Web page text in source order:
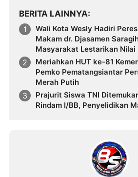
BERITA LAINNYA
Wali Kota Wesly Hadiri
Makam dr. Djasamen
Masyarakat Lestarikan Nilai
Tokoh Bangsa
Meriahkan HUT ke-81
Pemko Pematangsiantar
Merah Putih
Prajurit Siswa TNI
Rindam I/BB, Penyelidikan